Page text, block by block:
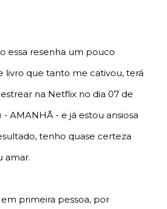
essa resenha um pouco
livro que tanto me cativou, terá
na Netflix no dia 07 de
AMANHÃ - e já estou ansiosa
tenho quase certeza
amar.
primeira pessoa, por